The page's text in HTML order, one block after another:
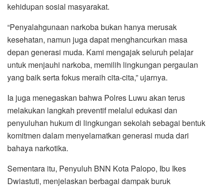
kehidupan sosial masyarakat.
“Penyalahgunaan narkoba bukan hanya merusak
kesehatan, namun juga dapat menghancurkan masa
depan generasi muda. Kami mengajak seluruh pelajar
untuk menjauhi narkoba, memilih lingkungan pergaulan
yang baik serta fokus meraih cita-cita,” ujarnya.
Ia juga menegaskan bahwa Polres Luwu akan terus
melakukan langkah preventif melalui edukasi dan
penyuluhan hukum di lingkungan sekolah sebagai bentuk
komitmen dalam menyelamatkan generasi muda dari
bahaya narkotika.
Sementara itu, Penyuluh BNN Kota Palopo, Ibu Ikes
Dwiastuti, menjelaskan berbagai dampak buruk